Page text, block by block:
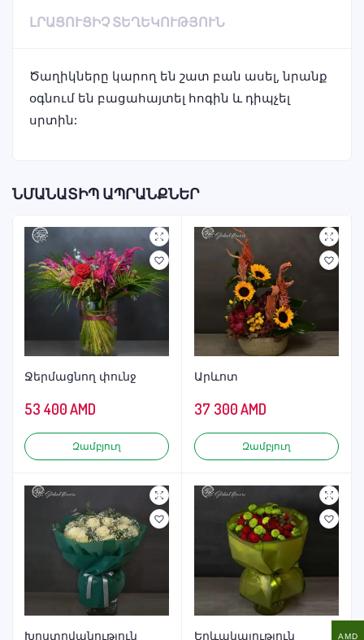
ԼՐԱՑՈՒՑԻՉ ՏԵՂԵԿՈՒԹՅՈՒՆ
Ծաղիկները կարող են շատ բան ասել, նրանք
օգնում են բացահայտել հոգին և դիպչել
սրտին:
ՆՄԱՆԱՏԻՊ ԱՊՐԱՆՔՆԵՐ
Ջերմացնող փունջ
53 400AMD
Զամբյուղ
Արևոտ
37 300AMD
Զամբյուղ
Խոստովանություն Երևակայություն AMD